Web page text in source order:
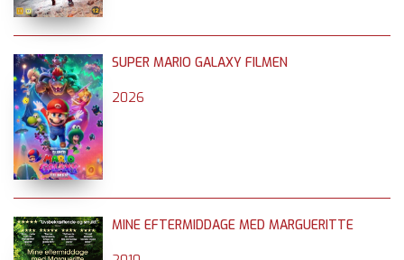
SUPER MARIO GALAXY FILMEN
2026
MINE EFTERMIDDAGE MED MARGUERITTE